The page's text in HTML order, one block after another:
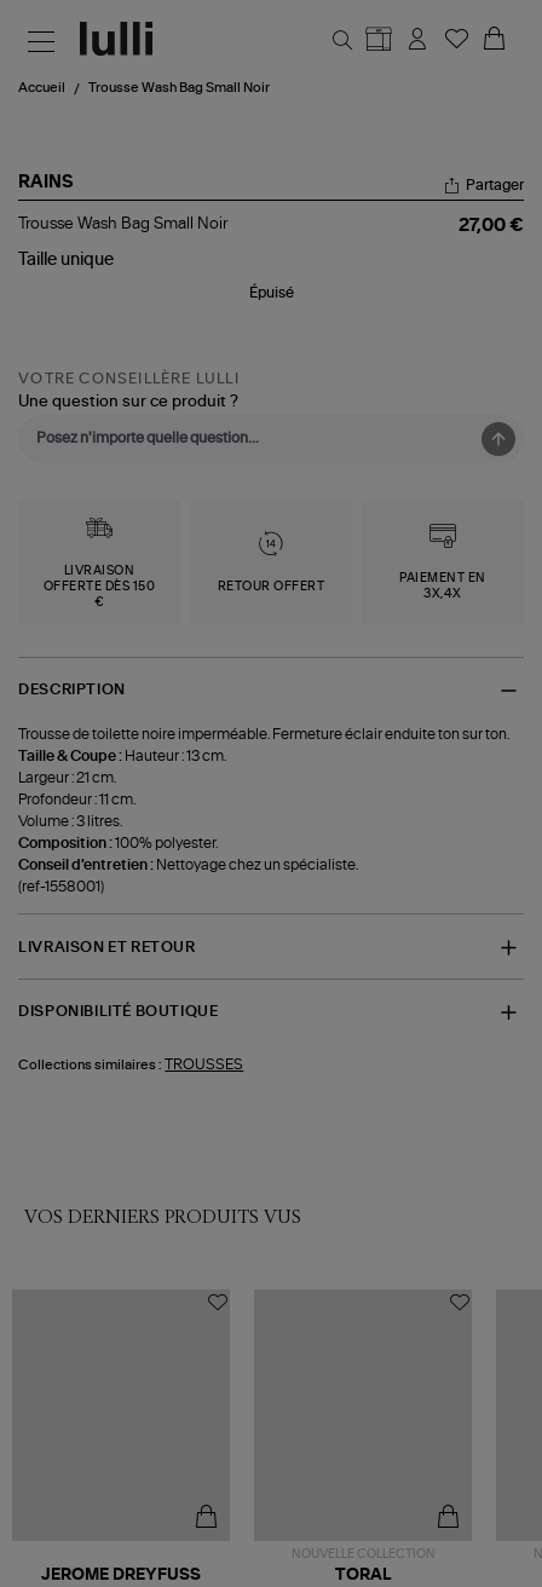
Accueil Trousse Wash Bag Small Noir
RAINS
Trousse
Bag
Partager
Trousse Wash Bag Small Noir
27,00 €
Taille unique
Épuisé
VOTRE CONSEILLÈRE LULLI
Une question sur ce produit ?
LIVRAISON
OFFERTE DÈS 150
€
RETOUR OFFERT
PAIEMENT EN
3X,4X
DESCRIPTION
Trousse de toilette noire imperméable. Fermeture éclair enduite ton sur ton.
Taille & Coupe : Hauteur : 13 cm.
Largeur : 21 cm.
Profondeur : 11 cm.
Volume : 3 litres.
Composition :100% polyester.
Conseil d'entretien : Nettoyage chez un spécialiste.
(ref-1558001)
LIVRAISON ET RETOUR
DISPONIBILITÉ BOUTIQUE
Collections similaires : TROUSSES
VOS DERNIERS PRODUITS VUS
JEROME DREYFUSS
NOUVELLE COLLECTION
TORAL